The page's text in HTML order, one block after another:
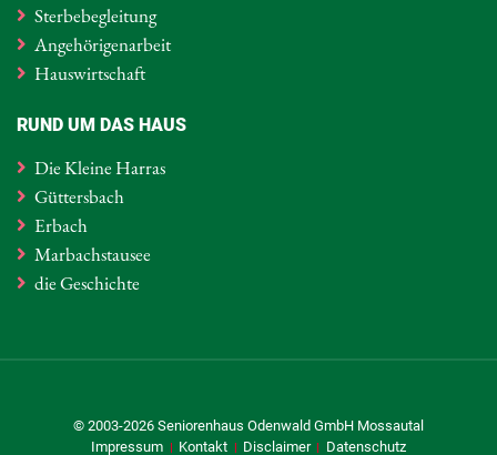
Sterbebegleitung
Angehörigenarbeit
Hauswirtschaft
RUND UM DAS HAUS
Die Kleine Harras
Güttersbach
Erbach
Marbachstausee
die Geschichte
© 2003-2026 Seniorenhaus Odenwald GmbH Mossautal
Impressum
Kontakt Disclaimer Datenschutz